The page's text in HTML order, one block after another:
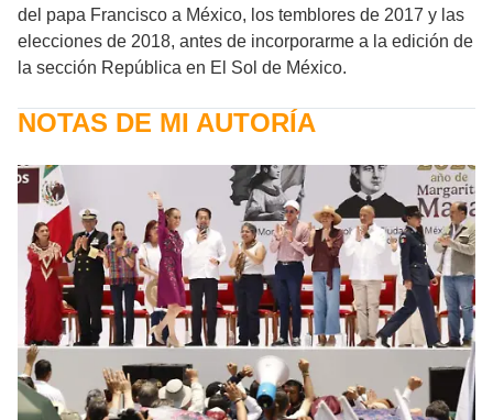
del papa Francisco a México, los temblores de 2017 y las
elecciones de 2018, antes de incorporarme a la edición de
la sección República en El Sol de México.
NOTAS DE MI AUTORÍA